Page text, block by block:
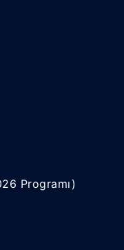
Programı)